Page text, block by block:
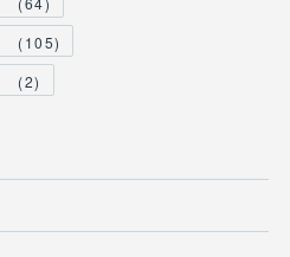
(105)
(2)